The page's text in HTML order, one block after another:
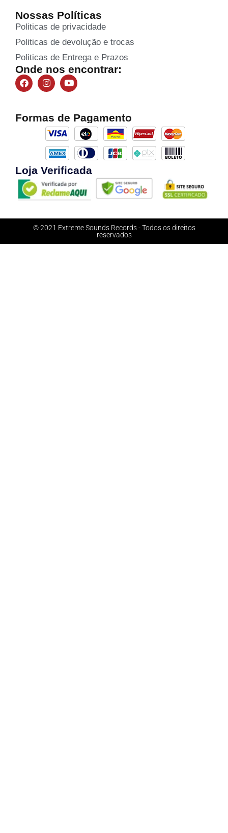
Nossas Políticas
Politicas de privacidade
Politicas de devolução e trocas
Politicas de Entrega e Prazos
Onde nos encontrar:
Formas de Pagamento
Loja Verificada
© 2021 Extreme Sounds Records - Todos os direitos
reservados